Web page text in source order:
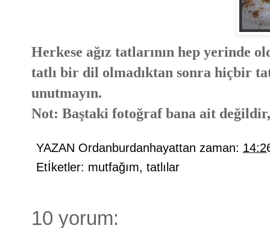
Herkese ağız tatlarının hep yerinde
tatlı bir dil olmadıktan sonra hiçbir
unutmayın.
Not: Baştaki fotoğraf bana ait
YAZAN Ordanburdanhayattan zaman:
Etİketler: mutfağım, tatlılar
10 yorum: